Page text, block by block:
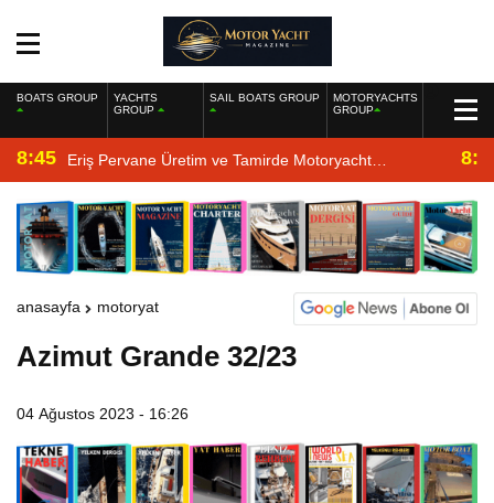
BOATS GROUP
YACHTS
GROUP
SAIL BOATS GROUP
MOTORYACHTS
GROUP
8:45 Eriş Pervane Üretim ve Tamirde Motoryacht
Magazine’de
anasayfa motoryat
Azimut Grande 32/23
04 Ağustos 2023 - 16:26